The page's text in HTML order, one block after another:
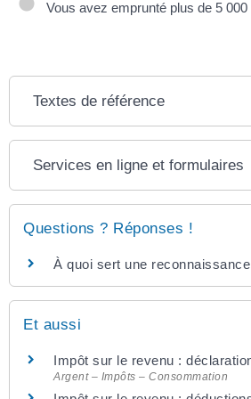
Vous avez emprunté plus de 5 000
Textes de référence
Services en ligne et formulaires
Questions ? Réponses !
À quoi sert une
Et aussi
Impôt sur le revenu :
Argent – Impôts – Consommation